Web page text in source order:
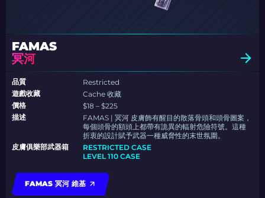
FAMAS
冥河
品質
Restricted
遊戲收藏
Cache 收藏
價格
$18 – $225
描述
FAMAS | 冥河 皮膚飾有醒目的散落骨頭和頭骨圖案，
每個頭骨的額頭上都帶有詭異的輻射危險符號。這種
折衷的設計賦予武器一種威脅性的末世氛圍。
皮膚俱樂部武器箱
RESTRICTED CASE
LEVEL 110 CASE
FAMAS 冥河 維基